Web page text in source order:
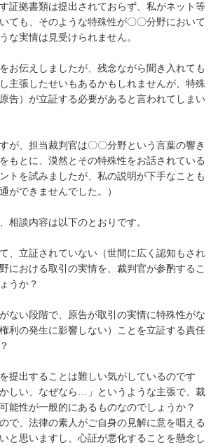
証拠書類は提出されておらず、私がネット等
ても、そのような特殊性が〇〇分野において
な実情は見受けられません。
お伝えしましたが、残念ながら聞き入れても
主張したせいもあるかもしれませんが、特殊
告）が立証する必要があると言われてしまい
が、担当裁判官は〇〇分野という言葉の響き
もとに、漠然とその特殊性をお話されている
トを試みましたが、私の説明が下手なことも
ができませんでした。）
相談内容は以下のとおりです。
、立証されていない（世間に広く認知もされ
における取引の実情を、裁判官が参酌するこ
うか？
ない段階で、原告が取引の実情に特殊性がな
利の発生に影響しない）ことを立証する責任
提出することは難しい気がしているのです
しい、なぜなら…」というような主張で、裁
能性が一般的にあるものなのでしょうか？
で、法律の素人がご自身の見解に意を唱える
と思いますし、心証が悪化することを懸念し